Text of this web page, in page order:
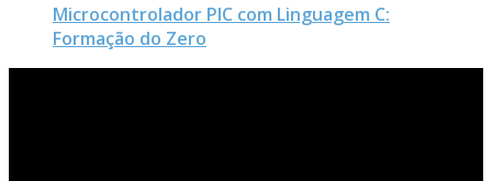
Microcontrolador PIC com Linguagem C:
Formação do Zero